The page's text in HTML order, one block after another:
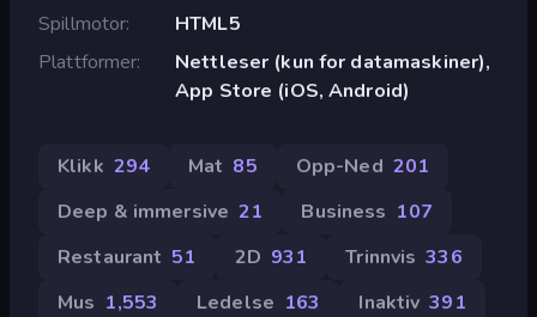
Spillmotor
HTML5
Plattformer
Nettleser (kun for datamaskiner),
App Store (iOS, Android)
Klikk 294 Mat 85 Opp-Ned 201
Deep & immersive 21 Business 107
Restaurant 51 2D 931 Trinnvis 336
Mus 1,553 Ledelse 163 Inaktiv 391